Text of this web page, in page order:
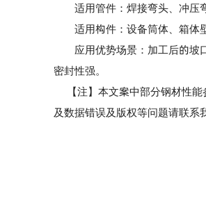
适用管件：焊接弯头、冲压弯
适用构件：设备筒体、箱体壁
应用优势场景：加工后的坡口
密封性强。
【注】本文案中部分钢材性能
及数据错误及版权等问题请联系